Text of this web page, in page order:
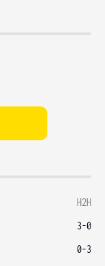
H2H
3-0
0-3